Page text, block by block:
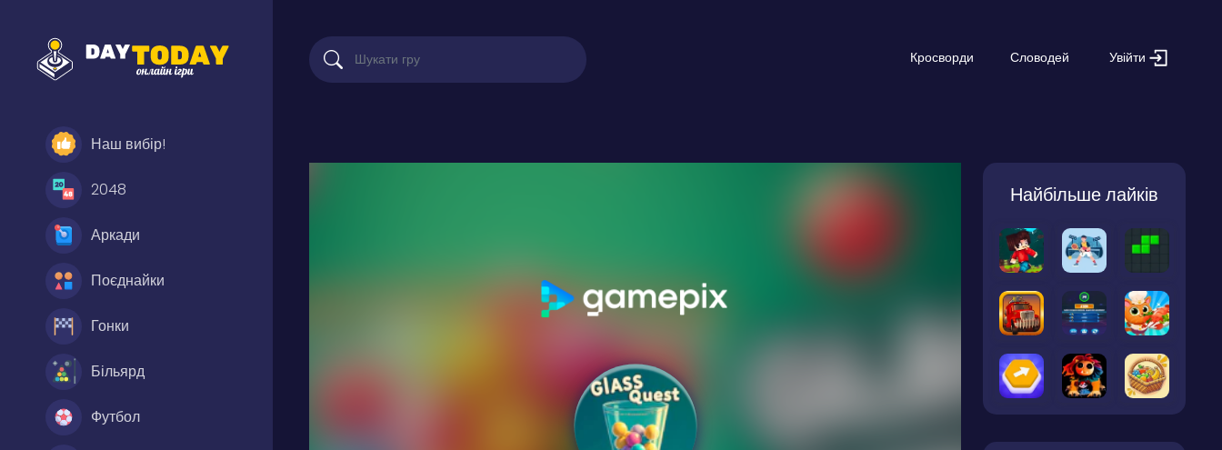
Наш вибір!
2048
Аркади
Поєднайки
Гонки
Більярд
Футбол
Кросворди Словодей Увійти
Найбільше лайків